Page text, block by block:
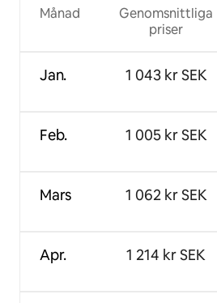
Månad
Jan.
Feb.
Mars
Apr.
Genomsnittliga
priser
1 043 kr SEK
1 005 kr SEK
1 062 kr SEK
1 214 kr SEK